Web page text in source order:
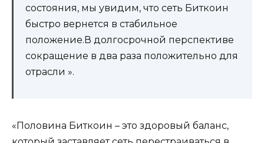
состояния, мы увидим, что сеть Биткоин
быстро вернется в стабильное
положение.В долгосрочной перспективе
сокращение в два раза положительно для
отрасли ».
«Половина Биткоин – это здоровый баланс,